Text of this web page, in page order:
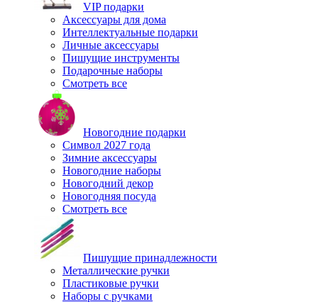
VIP подарки
Аксессуары для дома
Интеллектуальные подарки
Личные аксессуары
Пишущие инструменты
Подарочные наборы
Смотреть все
Новогодние подарки
Символ 2027 года
Зимние аксессуары
Новогодние наборы
Новогодний декор
Новогодняя посуда
Смотреть все
Пишущие принадлежности
Металлические ручки
Пластиковые ручки
Наборы с ручками